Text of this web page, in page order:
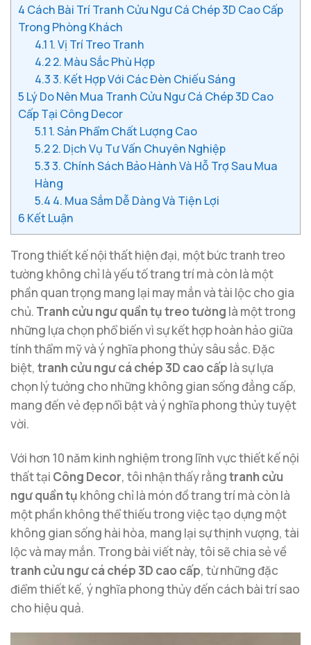
4 Cách Bài Trí Tranh Cửu Ngư Cá Chép 3D Cao Cấp
Trong Phòng Khách
4.1 1. Vị Trí Treo Tranh
4.22. Màu Sắc Phù Hợp
4.33. Kết Hợp Với Các Đèn Chiếu Sáng
5 Lý Do Nên Mua Tranh Cửu Ngư Cá Chép 3D Cao
Cấp Tại Công Decor
5.1 1. Sản Phẩm Chất Lượng Cao
5.22. Dịch Vụ Tư Vấn Chuyên Nghiệp
5.33. Chính Sách Bảo Hành Và Hỗ Trợ Sau Mua
Hàng
5.4 4. Mua Sắm Dễ Dàng Và Tiện Lợi
6 Kết Luận
Trong thiết kế nội thất hiện đại, một bức tranh treo
tường không chỉ là yếu tố trang trí mà còn là một
phần quan trọng mang lại may mắn và tài lộc cho gia
chủ. Tranh cửu ngư quần tụ treo tường là một trong
những lựa chọn phổ biến vì sự kết hợp hoàn hảo giữa
tính thẩm mỹ và ý nghĩa phong thủy sâu sắc. Đặc
biệt, tranh cửu ngư cá chép 3D cao cấp là sự lựa
chọn lý tưởng cho những không gian sống đẳng cấp,
mang đến vẻ đẹp nổi bật và ý nghĩa phong thủy tuyệt
vời.
Với hơn 10 năm kinh nghiệm trong lĩnh vực thiết kế nội
thất tại Công Decor, tôi nhận thấy rằngtranh cửu
ngư quần tụ không chỉ là món đồ trang trí mà còn là
một phần không thể thiếu trong việc tạo dựng một
không gian sống hài hòa, mang lại sự thịnh vượng, tài
lộc và may mắn. Trong bài viết này, tôi sẽ chia sẻ về
tranh cửu ngư cá chép 3D cao cấp, từ những đặc
điểm thiết kế, ý nghĩa phong thủy đến cách bài trí sao
cho hiệu quả.